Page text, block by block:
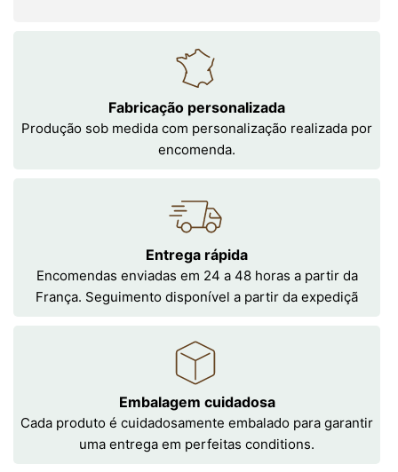
Fabricação personalizada
Produção sob medida com personalização realizada por
encomenda.
Entrega rápida
Encomendas enviadas em 24 a 48 horas a partir da
França. Seguimento disponível a partir da expediçã
Embalagem cuidadosa
Cada produto é cuidadosamente embalado para garantir
uma entrega em perfeitas conditions.